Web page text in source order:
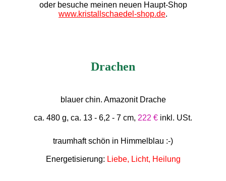
oder besuche meinen neuen Haupt-Shop
www.kristallschaedel-shop.de.
Drachen
blauer chin. Amazonit Drache
ca. 480 g, ca. 13 - 6,2 - 7 cm, 222 € inkl. USt.
traumhaft schön in Himmelblau :-)
Energetisierung: Liebe, Licht, Heilung